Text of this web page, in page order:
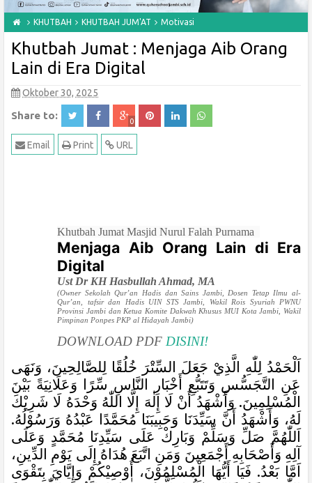
KHUTBAH KHUTBAH JUM'AT Motivasi
Khutbah Jumat : Menjaga Aib Orang
Lain di Era Digital
Oktober 30, 2025
Share to: 0
URL
Print
Email
Khutbah Jumat Masjid Nurul Falah Purnama
Menjaga Aib Orang Lain di Era
Digital
Ust Dr KH Hasbullah Ahmad, MA
(Owner Sekolah Qur’an Hadis dan Sains Jambi, Dosen Tetap Ilmu al-
Qur’an, tafsir dan Hadis UIN STS Jambi, Wakil Rois Syuriah PWNU
Provinsi Jambi dan Ketua Komite Dakwah Khusus MUI Kota Jambi, Wakil
Pimpinan Ponpes PKP al Hidayah Jambi)
DOWNLOAD PDF DISINI!
اَلْحَمْدُ لِلّٰهِ الَّذِيْ جَعَلَ السِّتْرَ خُلُقًا لِلصَّالِحِينَ، وَنَهَى
عَنِ التَّجَسُّسِ وَتَتَبُّعِ أَخْبَارِ النَّاسِ سِّرًا وَعَلَانِيَةً بَيْنَ
الْمُسْلِمِينَ. وَأَشْهَدُ أَنْ لَا إِلٰهَ إِلَّا اللّٰهُ وَحْدَهُ لَا شَرِيْكَ
لَهُ، وَأَشْهَدُ أَنَّ سَيِّدَنَا وَحَبِيبَنَا مُحَمَّدًا عَبْدُهُ وَرَسُوْلُهُ.
اَللّٰهُمَّ صَلِّ وَسَلِّمْ وَبَارِكْ عَلَى سَيِّدِنَا مُحَمَّدٍ وَعَلَى
آلِهِ وَأَصْحَابِهِ أَجْمَعِينَ وَمَنِ اتَّبَعَ هُدَاهُ إِلَى يَوْمِ الدِّينِ،
اَمَّا بَعْدُ. فَيَا أَيُّهَا الْمُسْلِمُوْنَ، أُوْصِيْكُمْ وَإِيَّايَ بِتَقْوَى